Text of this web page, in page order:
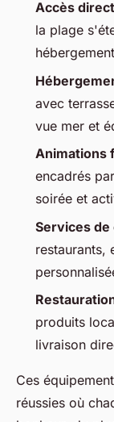
Accès
la plage
hébergement
avec
vue mer et
Animations
encadrés
soirée et
Services
restaurants,
produits
livraison
Ces
réussies où